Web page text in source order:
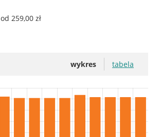
od 259,00 zł
wykres tabela